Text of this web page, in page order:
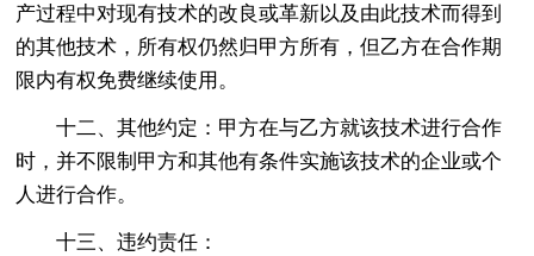
产过程中对现有技术的改良或革新以及由此技术而得到
的其他技术，所有权仍然归甲方所有，但乙方在合作期
限内有权免费继续使用。
十二、其他约定：甲方在与乙方就该技术进行合作
时，并不限制甲方和其他有条件实施该技术的企业或个
人进行合作。
十三、违约责任：